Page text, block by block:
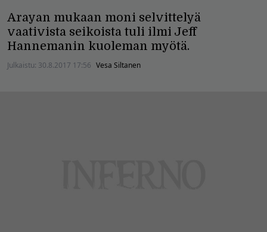
Arayan mukaan moni selvittelyä
vaativista seikoista tuli ilmi Jeff
Hannemanin kuoleman myötä.
Julkaistu: 30.8.2017 17:56 Vesa Siltanen